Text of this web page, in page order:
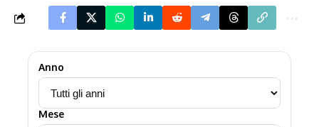
Anno
Mese